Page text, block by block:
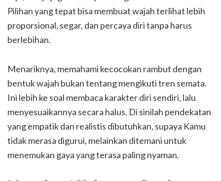
Pilihan yang tepat bisa membuat wajah terlihat lebih
proporsional, segar, dan percaya diri tanpa harus
berlebihan.
Menariknya, memahami kecocokan rambut dengan
bentuk wajah bukan tentang mengikuti tren semata.
Ini lebih ke soal membaca karakter diri sendiri, lalu
menyesuaikannya secara halus. Di sinilah pendekatan
yang empatik dan realistis dibutuhkan, supaya Kamu
tidak merasa digurui, melainkan ditemani untuk
menemukan gaya yang terasa paling nyaman.